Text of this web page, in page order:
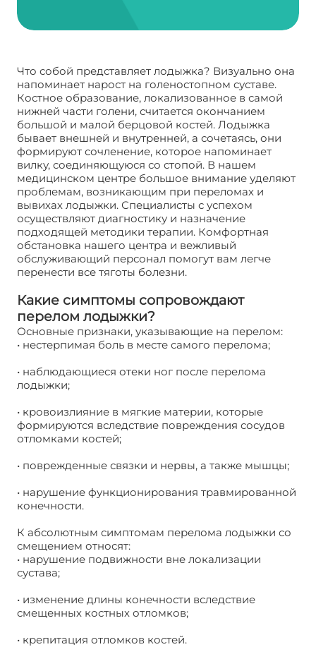
Что собой представляет лодыжка? Визуально она
напоминает нарост на голеностопном суставе.
Костное образование, локализованное в самой
нижней части голени, считается окончанием
большой и малой берцовой костей. Лодыжка
бывает внешней и внутренней, а сочетаясь, они
формируют сочленение, которое напоминает
вилку, соединяющуюся со стопой. В нашем
медицинском центре большое внимание уделяют
проблемам, возникающим при переломах и
вывихах лодыжки. Специалисты с успехом
осуществляют диагностику и назначение
подходящей методики терапии. Комфортная
обстановка нашего центра и вежливый
обслуживающий персонал помогут вам легче
перенести все тяготы болезни.
Какие симптомы сопровождают
перелом лодыжки?
Основные признаки, указывающие на перелом:
• нестерпимая боль в месте самого перелома;
• наблюдающиеся отеки ног после перелома
лодыжки;
• кровоизлияние в мягкие материи, которые
формируются вследствие повреждения сосудов
отломками костей;
• поврежденные связки и нервы, а также мышцы;
• нарушение функционирования травмированной
конечности.
К абсолютным симптомам перелома лодыжки со
смещением относят:
• нарушение подвижности вне локализации
сустава;
• изменение длины конечности вследствие
смещенных костных отломков;
• крепитация отломков костей.